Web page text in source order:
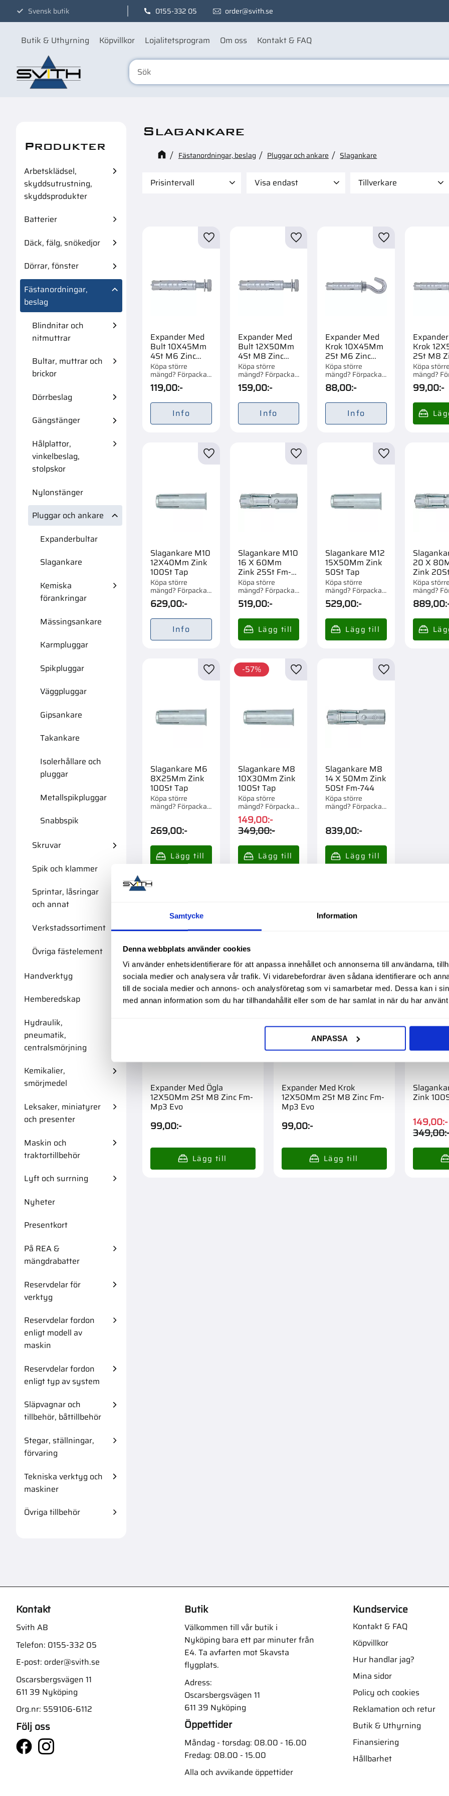
Samtycke Information
Denna webbplats använder cookies
Vi använder enhetsidentifierare för att anpassa innehållet och annonserna till användarna,
sociala medier och analysera vår trafik. Vi vidarebefordrar även sådana identifierare och
till de sociala medier och annons- och analysföretag som vi samarbetar med. Dessa kan i
med annan information som du har tillhandahållit eller som de har samlat in när du har
ANPASSA
Svensk butik 0155-332 05 order@svith.se
Butik & Uthyrning Köpvillkor Lojalitetsprogram Om oss Kontakt & FAQ
Slagankare
Fästanordningar, beslag Pluggar och ankare Slagankare
Prisintervall Visa endast Tillverkare
Expander Med
Bult 10X45Mm
4St M6 Zinc
Fm-Mp3 Evo
Köpa större
mängd? Förpackad
om 1/20 st.
119,00:-
Lägg till i favoriter
Info
Expander Med
Bult 12X50Mm
4St M8 Zinc
Fm-Mp3 Evo
Köpa större
mängd? Förpackad
om 1/20 st.
159,00:-
Lägg till i favoriter
Info
Expander Med
Krok 10X45Mm
2St M6 Zinc
Fm-Mp3 Evo
Köpa större
mängd? Förpackad
om 1/20 st.
88,00:-
Lägg till i
Info
Krok
2St M8
Fm-Mp3
Köpa
mängd?
om 1/20 st.
99,00:-
Slagankare M10
12X40Mm Zink
100St Tap
Köpa större
mängd? Förpackad
om 1/6 st.
629,00:-
Lägg till i favoriter
Info
Slagankare M10
16 X 60Mm
Zink 25St Fm-
744
Köpa större
mängd? Förpackad
om 1/10 st.
519,00:-
Lägg till i favoriter
Slagankare M12
15X50Mm Zink
50St Tap
Köpa större
mängd? Förpackad
om 1/6 st.
529,00:-
Lägg till i
20 X
Zink
744
Köpa
mängd?
om 1/10 st.
889,00
Slagankare M6
8X25Mm Zink
100St Tap
Köpa större
mängd? Förpackad
om 1/24 st.
269,00:-
Lägg till i favoriter
Slagankare M8
10X30Mm Zink
100St Tap
Köpa större
mängd? Förpackad
om 1/14 st.
149,00:-
349,00:-
57% Lägg till i favoriter
Slagankare M8
14 X 50Mm Zink
50St Fm-744
Köpa större
mängd? Förpackad
om 1/10 st.
839,00:-
Lägg till i
Mest populära i
Expander Med Ögla
12X50Mm 2St M8 Zinc Fm-
Mp3 Evo
99,00:-
Expander Med Krok
12X50Mm 2St M8 Zinc Fm-
Mp3 Evo
99,00:-
Zink
149,00:-
349,00
Produkter
Arbetsklädsel,
skyddsutrustning,
skyddsprodukter
Batterier
Däck, fälg, snökedjor
Dörrar, fönster
Fästanordningar,
beslag
Blindnitar och
nitmuttrar
Bultar, muttrar och
brickor
Dörrbeslag
Gängstänger
Hålplattor,
vinkelbeslag,
stolpskor
Nylonstänger
Pluggar och ankare
Expanderbultar
Slagankare
Kemiska
förankringar
Mässingsankare
Karmpluggar
Spikpluggar
Väggpluggar
Gipsankare
Takankare
Isolerhållare och
pluggar
Metallspikpluggar
Snabbspik
Skruvar
Spik och klammer
Sprintar, låsringar
och annat
Verkstadssortiment
Övriga fästelement
Handverktyg
Hemberedskap
Hydraulik,
pneumatik,
centralsmörjning
Kemikalier,
smörjmedel
Leksaker, miniatyrer
och presenter
Maskin och
traktortillbehör
Lyft och surrning
Nyheter
Presentkort
På REA &
mängdrabatter
Reservdelar för
verktyg
Reservdelar fordon
enligt modell av
maskin
Reservdelar fordon
enligt typ av system
Släpvagnar och
tillbehör, båttillbehör
Stegar, ställningar,
förvaring
Tekniska verktyg och
maskiner
Övriga tillbehör
Kontakt
Svith AB
Telefon: 0155-332 05
E-post: order@svith.se
Oscarsbergsvägen 11
611 39 Nyköping
Org.nr: 559106-6112
Följ oss
Butik
Välkommen till vår butik i
Nyköping bara ett par minuter från
E4. Ta avfarten mot Skavsta
flygplats.
Adress:
Oscarsbergsvägen 11
611 39 Nyköping
Öppettider
Måndag - torsdag: 08.00 - 16.00
Fredag: 08.00 - 15.00
Alla och avvikande öppettider
Kundservice
Kontakt & FAQ
Köpvillkor
Hur handlar jag?
Mina sidor
Policy och cookies
Reklamation och retur
Butik & Uthyrning
Finansiering
Hållbarhet